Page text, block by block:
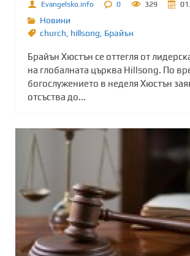
Evangelsko.info 0 329
Новини
church, hillsong, Брайън
Брайън Хюстън се оттегля от
на глобалната църква Hillsong. По
богослужението в неделя Хюстън
отсъства до...